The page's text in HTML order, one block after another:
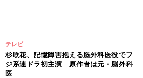
テレビ
杉咲花、記憶障害抱える脳外科医役でフ
ジ系連ドラ初主演 原作者は元・脳外科
医